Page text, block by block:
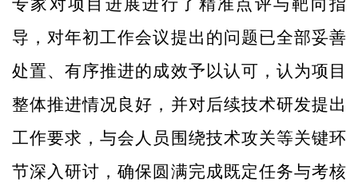
导， 对年初工作会议提出的问题已全部妥善
处置、有序推进的成效予以认可，认为项目
整体推进情况良好，并对后续技术研发提出
工作要求，与会 人员 围绕技术攻关等关键环
节深入研讨，确保圆满完成既定任务与考核